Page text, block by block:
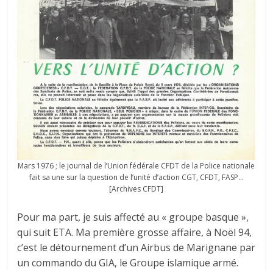
Mars 1976 ; le journal de l’Union fédérale CFDT de la Police nationale
fait sa une sur la question de l’unité d’action CGT, CFDT, FASP…
[Archives CFDT]
Pour ma part, je suis affecté au « groupe basque »,
qui suit ETA. Ma première grosse affaire, à Noël 94,
c’est le détournement d’un Airbus de Marignane par
un commando du GIA, le Groupe islamique armé.